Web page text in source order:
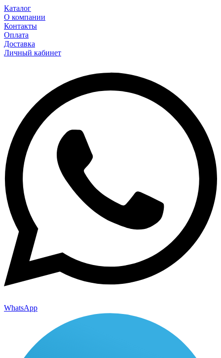
Каталог
О компании
Контакты
Оплата
Доставка
Личный кабинет
WhatsApp